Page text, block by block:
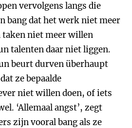
vervolgens langs die
bang dat het werk niet meer
niet meer willen
talenten daar niet liggen.
beurt durven überhaupt
ze bepaalde
niet willen doen, of iets
‘Allemaal angst’, zegt
zijn vooral bang als ze